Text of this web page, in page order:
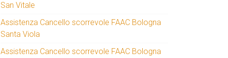
San Vitale
Assistenza Cancello scorrevole FAAC Bologna
Santa Viola
Assistenza Cancello scorrevole FAAC Bologna